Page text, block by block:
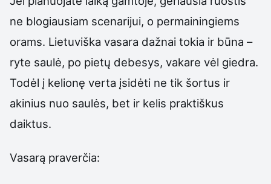
ne blogiausiam scenarijui, o permainingiems
orams. Lietuviška vasara dažnai tokia ir būna –
ryte saulė, po pietų debesys, vakare vėl giedra.
Todėl į kelionę verta įsidėti ne tik šortus ir
akinius nuo saulės, bet ir kelis praktiškus
daiktus.
Vasarą praverčia: